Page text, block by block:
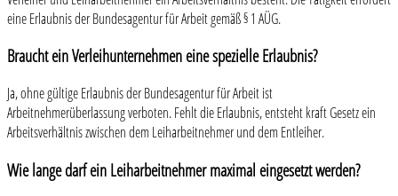
eine Erlaubnis der Bundesagentur für Arbeit gemäß § 1 AÜG.
Braucht ein Verleihunternehmen eine spezielle Erlaubnis?
Ja, ohne gültige Erlaubnis der Bundesagentur für Arbeit ist
Arbeitnehmerüberlassung verboten. Fehlt die Erlaubnis, entsteht kraft Gesetz ein
Arbeitsverhältnis zwischen dem Leiharbeitnehmer und dem Entleiher.
Wie lange darf ein Leiharbeitnehmer maximal eingesetzt werden?